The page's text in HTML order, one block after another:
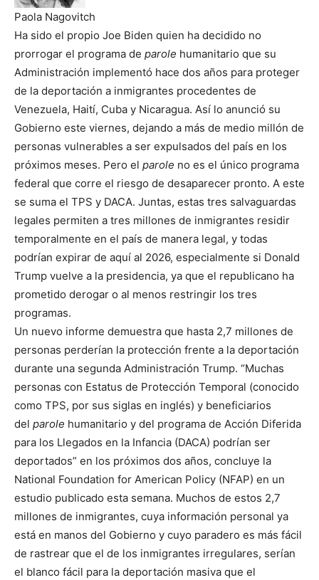
Paola Nagovitch
Ha sido el propio Joe Biden quien ha decidido no
prorrogar el programa de parole humanitario que su
Administración implementó hace dos años para proteger
de la deportación a inmigrantes procedentes de
Venezuela, Haití, Cuba y Nicaragua. Así lo anunció su
Gobierno este viernes, dejando a más de medio millón de
personas vulnerables a ser expulsados del país en los
próximos meses. Pero el parole no es el único programa
federal que corre el riesgo de desaparecer pronto. A este
se suma el TPS y DACA. Juntas, estas tres salvaguardas
legales permiten a tres millones de inmigrantes residir
temporalmente en el país de manera legal, y todas
podrían expirar de aquí al 2026, especialmente si Donald
Trump vuelve a la presidencia, ya que el republicano ha
prometido derogar o al menos restringir los tres
programas.
Un nuevo informe demuestra que hasta 2,7 millones de
personas perderían la protección frente a la deportación
durante una segunda Administración Trump. “Muchas
personas con Estatus de Protección Temporal (conocido
como TPS, por sus siglas en inglés) y beneficiarios
del parole humanitario y del programa de Acción Diferida
para los Llegados en la Infancia (DACA) podrían ser
deportados” en los próximos dos años, concluye la
National Foundation for American Policy (NFAP) en un
estudio publicado esta semana. Muchos de estos 2,7
millones de inmigrantes, cuya información personal ya
está en manos del Gobierno y cuyo paradero es más fácil
de rastrear que el de los inmigrantes irregulares, serían
el blanco fácil para la deportación masiva que el